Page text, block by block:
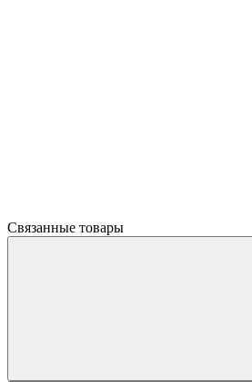
Связанные товары